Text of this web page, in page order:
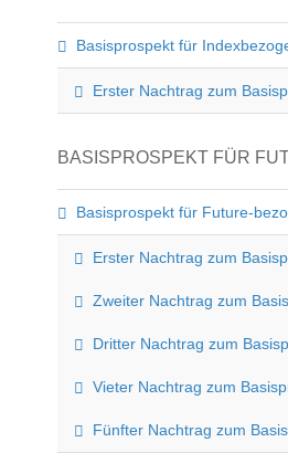
Basisprospekt für
Erster Nachtrag zum
BASISPROSPEKT FÜR
Basisprospekt für Future-
Erster Nachtrag zum
Zweiter Nachtrag zum
Dritter Nachtrag zum
Vieter Nachtrag zum
Fünfter Nachtrag zum